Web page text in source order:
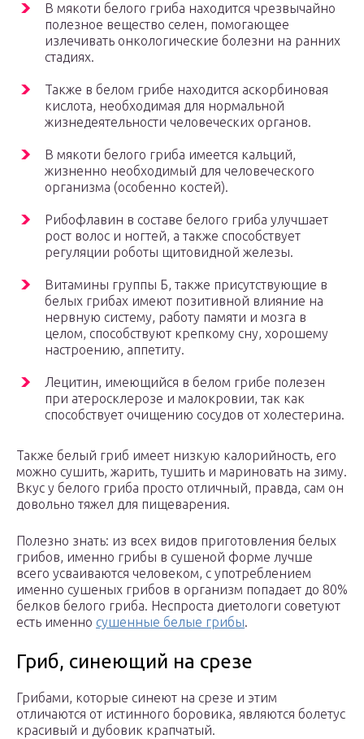
В мякоти белого гриба находится чрезвычайно
полезное вещество селен, помогающее
излечивать онкологические болезни на ранних
стадиях.
Также в белом грибе находится аскорбиновая
кислота, необходимая для нормальной
жизнедеятельности человеческих органов.
В мякоти белого гриба имеется кальций,
жизненно необходимый для человеческого
организма (особенно костей).
Рибофлавин в составе белого гриба улучшает
рост волос и ногтей, а также способствует
регуляции роботы щитовидной железы.
Витамины группы Б, также присутствующие в
белых грибах имеют позитивной влияние на
нервную систему, работу памяти и мозга в
целом, способствуют крепкому сну, хорошему
настроению, аппетиту.
Лецитин, имеющийся в белом грибе полезен
при атеросклерозе и малокровии, так как
способствует очищению сосудов от холестерина.
Также белый гриб имеет низкую калорийность, его
можно сушить, жарить, тушить и мариновать на зиму.
Вкус у белого гриба просто отличный, правда, сам он
довольно тяжел для пищеварения.
Полезно знать: из всех видов приготовления белых
грибов, именно грибы в сушеной форме лучше
всего усваиваются человеком, с употреблением
именно сушеных грибов в организм попадает до 80%
белков белого гриба. Неспроста диетологи советуют
есть именно сушенные белые грибы.
Гриб, синеющий на срезе
Грибами, которые синеют на срезе и этим
отличаются от истинного боровика, являются болетус
красивый и дубовик крапчатый.